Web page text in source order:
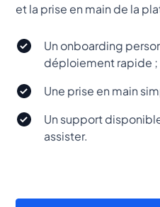
et la prise en main de la
Un onboarding
déploiement rapide ;
Une prise en main
Un support
assister.